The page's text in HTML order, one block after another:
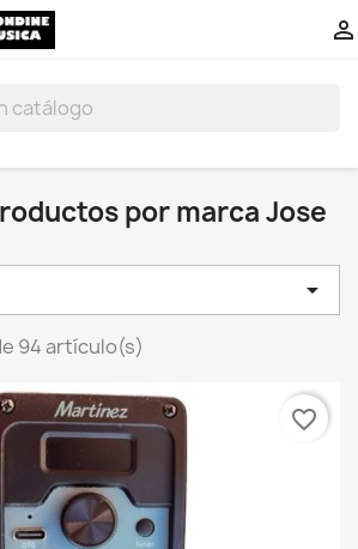

por marca Jose

94 artículo(s)
favorite_border